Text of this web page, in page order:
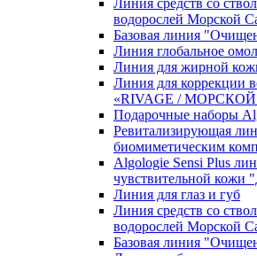
Линия средств со
водорослей Морской
Базовая линия
Линия глобальное
Линия для жирной
Линия для коррекции
«RIVAGE / МОРСКОЙ
Подарочные наборы
Ревитализирующая
биомиметическим
Algologie Sensi Plus
чувcтвительной
Линия для глаз и губ
Линия средств со
водорослей Морской
Базовая линия